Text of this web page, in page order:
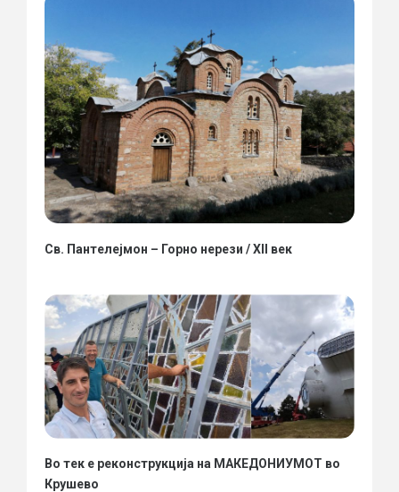
Св. Пантелејмон – Горно нерези / XII век
Во тек е реконструкција на МАКЕДОНИУМОТ во
Крушево